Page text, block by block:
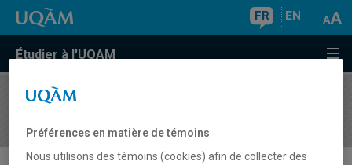
FR EN
Étudier à l'UQAM
COURS//
Préférences en matière de témoins
Nous utilisons des témoins (cookies) afin de collecter des